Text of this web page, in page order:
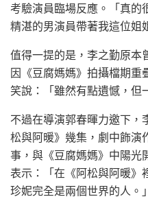
考驗演員臨場反應。「真的
精湛的男演員帶著我這位姐
值得一提的是，李之勤原本
因《豆腐媽媽》拍攝檔期重
笑說：「雖然有點遺憾，但
不過在導演郭春暉力邀下，
松與阿暖》幾集，劇中飾演
事，與《豆腐媽媽》中陽光
表示：「在《阿松與阿暖》
珍妮完全是兩個世界的人。」